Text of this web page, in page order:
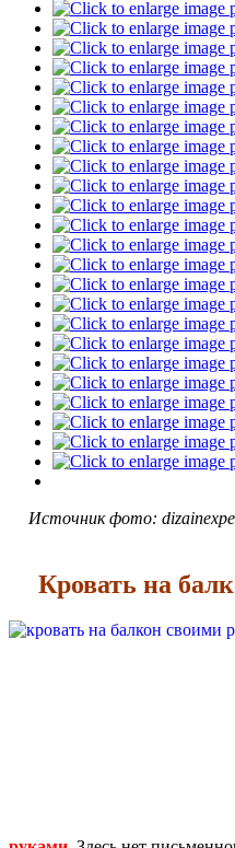
Источник фото:
Кровать на